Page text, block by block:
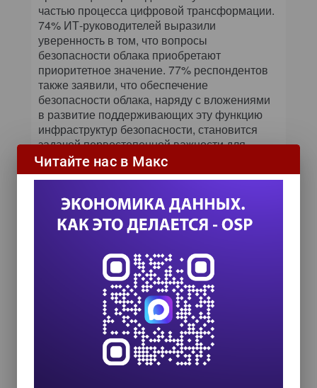
частью процесса цифровой трансформации.
74% ИТ-руководителей выразили
уверенность в том, что вопросы
безопасности облака приобретают
приоритетное значение. 77% респондентов
также заявили, что обеспечение
безопасности облака, наряду с вложениями
в развитие поддерживающих эту функцию
инфраструктур безопасности, становится
задачей первостепенной важности для
руководящего состава. В связи с этим
половина опрошенных респондентов (50%) в
инвестировать средства в обеспечение
облачной безопасности.
Глобальное исследование корпоративной
безопасности Fortinet за 2017 г. было
проведено по заказу компании Fortinet
независимой компанией Loudhouse,
занимающейся анализом рынков. Целью
исследования был анализ изменения
взглядов на вопросы корпоративной
Читайте нас в Макс